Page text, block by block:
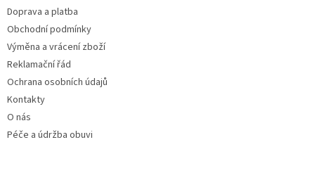
Doprava a platba
Obchodní podmínky
Výměna a vrácení zboží
Reklamační řád
Ochrana osobních údajů
Kontakty
O nás
Péče a údržba obuvi